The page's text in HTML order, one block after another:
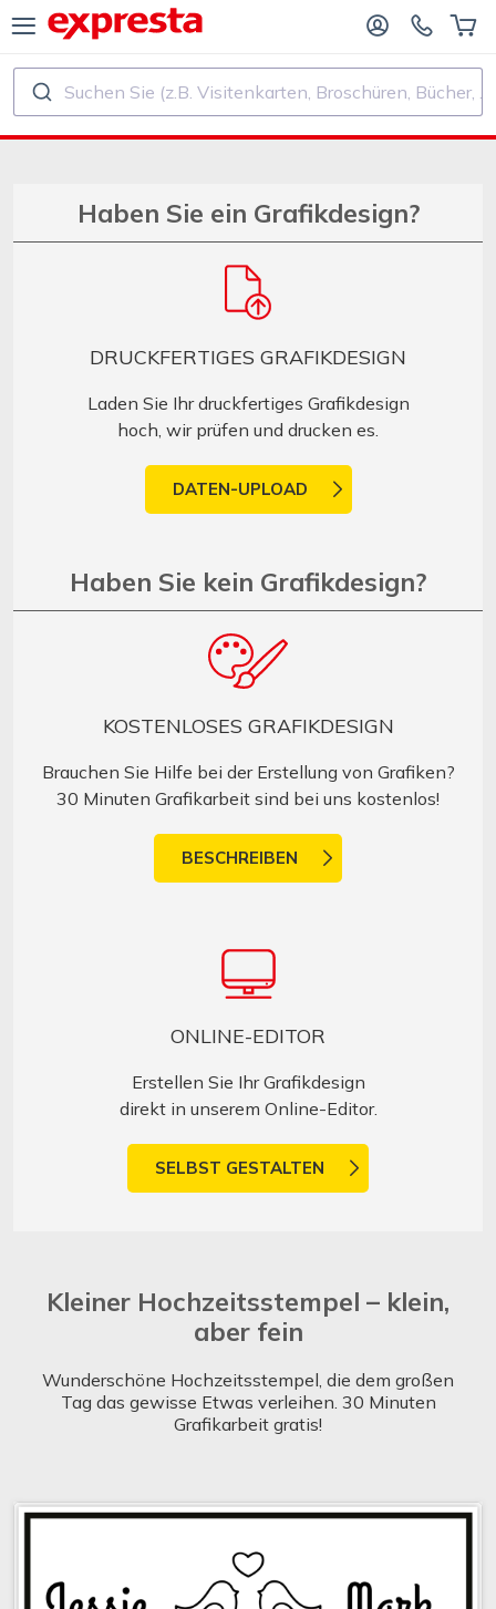
Stempel herstellen
PRODUKTE
VERLAGE UND AUTOREN
Suchen Sie (z.B. Visitenkarten, Broschüren, Bücher, ...)
Haben Sie ein Grafikdesign?
DRUCKFERTIGES GRAFIKDESIGN
Laden Sie Ihr druckfertiges Grafikdesign
hoch, wir prüfen und drucken es.
DATEN-UPLOAD
Haben Sie kein Grafikdesign?
KOSTENLOSES GRAFIKDESIGN
Brauchen Sie Hilfe bei der Erstellung von Grafiken?
30 Minuten Grafikarbeit sind bei uns kostenlos!
BESCHREIBEN
ONLINE-EDITOR
Erstellen Sie Ihr Grafikdesign
direkt in unserem Online-Editor.
SELBST GESTALTEN
Kleiner Hochzeitsstempel – klein,
aber fein
Wunderschöne Hochzeitsstempel, die dem großen
Tag das gewisse Etwas verleihen. 30 Minuten
Grafikarbeit gratis!